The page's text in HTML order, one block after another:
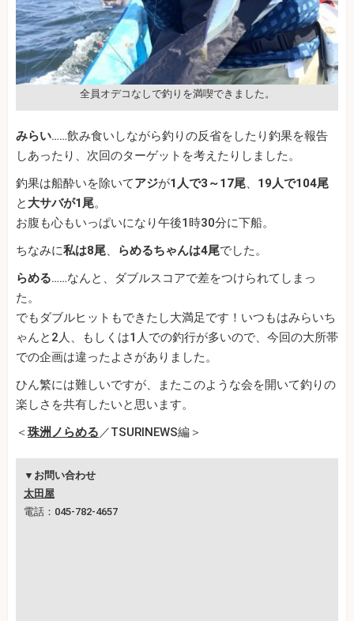
全員オデコなしで釣りを満喫できました。
みらい……飲み食いしながら釣りの反省をしたり釣果を報告
しあったり、次回のターゲットを考えたりしました。
釣果は船酔いを除いてアジが1人で3～17尾、 19人で104尾
と 大サバが1尾。
お腹も心もいっぱいになり午後1時30分に下船。
ちなみに私は8尾、 らめるちゃんは4尾でした。
らめる……なんと、ダブルスコアで差をつけられてしまっ
た。
でもダブルヒットもできたし大満足です！いつもはみらいち
ゃんと2人、もしくは1人での釣行が多いので、今回の大所帯
での企画は違ったよさがありました。
ひん繁には難しいですが、またこのような会を開いて釣りの
楽しさを共有したいと思います。
＜珠洲ノらめる／TSURINEWS編＞
▼お問い合わせ
太田屋
電話：045-782-4657